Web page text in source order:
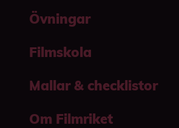
Övningar
Filmskola
Mallar & checklistor
Om Filmriket